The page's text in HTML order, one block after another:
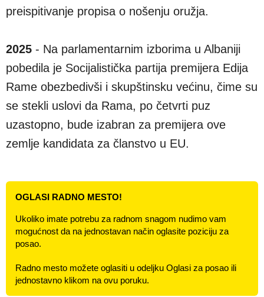
preispitivanje propisa o nošenju oružja.
2025 - Na parlamentarnim izborima u Albaniji
pobedila je Socijalistička partija premijera Edija
Rame obezbedivši i skupštinsku većinu, čime su
se stekli uslovi da Rama, po četvrti puz
uzastopno, bude izabran za premijera ove
zemlje kandidata za članstvo u EU.
OGLASI RADNO MESTO!
Ukoliko imate potrebu za radnom snagom nudimo vam
mogućnost da na jednostavan način oglasite poziciju za
posao.
Radno mesto možete oglasiti u odeljku Oglasi za posao ili
jednostavno klikom na ovu poruku.